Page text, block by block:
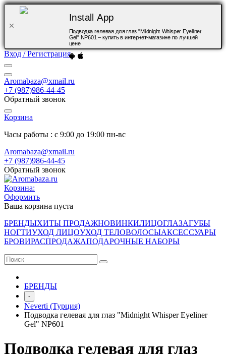
Install App
Подводка гелевая для глаз "Midnight Whisper Eyeliner
Gel" NP601 – купить в интернет-магазине по лучшей
цене
Вход / Регистрация
Aromabaza@xmail.ru
+7 (987)986-44-45
Обратный звонок
Корзина
Часы работы : с 9:00 до 19:00 пн-вс
Aromabaza@xmail.ru
+7 (987)986-44-45
Обратный звонок
Корзина:
Оформить
Ваша корзина пуста
БРЕНДЫХИТЫ ПРОДАЖНОВИНКИЛИЦОГЛАЗАГУБЫ
НОГТИУХОД ЛИЦОУХОД ТЕЛОВОЛОСЫАКСЕССУАРЫ
БРОВИРАСПРОДАЖАПОДАРОЧНЫЕ НАБОРЫ
БРЕНДЫ
-
Neverti (Турция)
Подводка гелевая для глаз "Midnight Whisper Eyeliner
Gel" NP601
Подводка гелевая для глаз